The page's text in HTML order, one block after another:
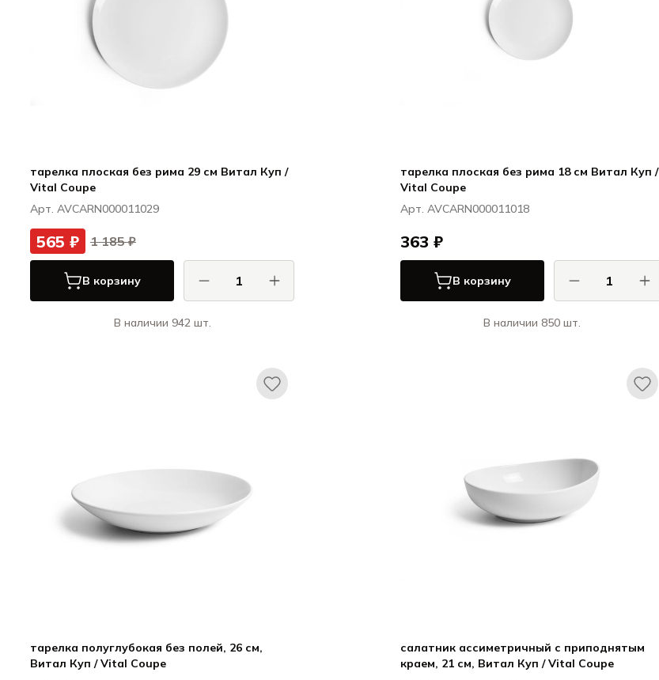
тарелка плоская без рима 29 см Витал Куп /
Vital Coupe
Арт. AVCARN000011029
565 ₽ 1 185 ₽
В корзину
В наличии 942 шт.
тарелка плоская без рима 18 см Витал Куп /
Vital Coupe
Арт. AVCARN000011018
363 ₽
В корзину
В наличии 850 шт.
тарелка полуглубокая без полей, 26 см,
Витал Куп / Vital Coupe
салатник ассиметричный с приподнятым
краем, 21 см, Витал Куп / Vital Coupe